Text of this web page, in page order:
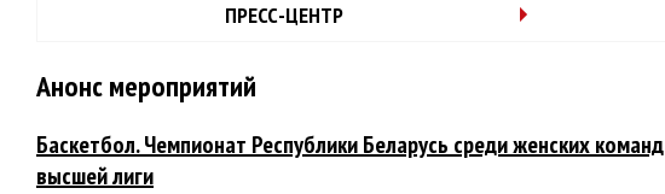
ПРЕСС-ЦЕНТР
Анонс мероприятий
Баскетбол. Чемпионат Республики Беларусь среди женских команд
высшей лиги